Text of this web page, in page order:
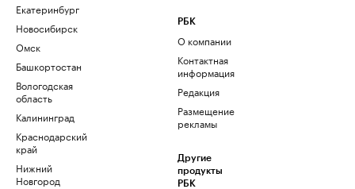
Екатеринбург
Новосибирск
Омск
Башкортостан
Вологодская
область
Калининград
Краснодарский
край
Нижний
Новгород
РБК
О компании
Контактная
информация
Редакция
Размещение
рекламы
Другие
продукты
РБК